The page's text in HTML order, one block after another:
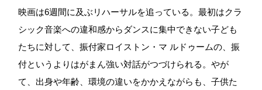
映画は6週間に及ぶリハーサルを追っている。最初はクラ
シック音楽への違和感からダンスに集中できない子ども
たちに対して、振付家ロイストン・マ ルドゥームの、振
付というよりはがまん強い対話がつづけられる。やが
て、出身や年齢、環境の違いをかかえながらも、子供た